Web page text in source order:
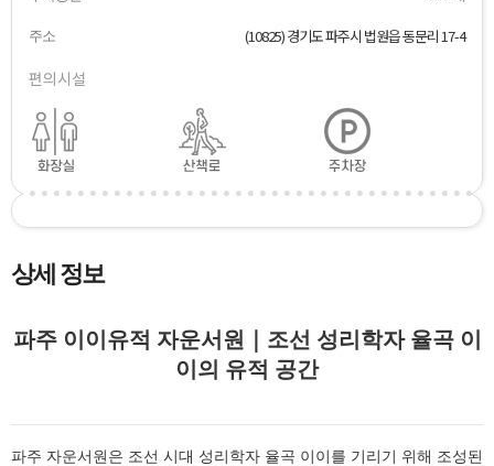
주소 (10825) 경기도 파주시 법원읍 동문리 17-4
편의시설
상세 정보
파주 이이유적 자운서원｜조선 성리학자 율곡 이
이의 유적 공간
파주 자운서원은 조선 시대 성리학자 율곡 이이를 기리기 위해 조성된